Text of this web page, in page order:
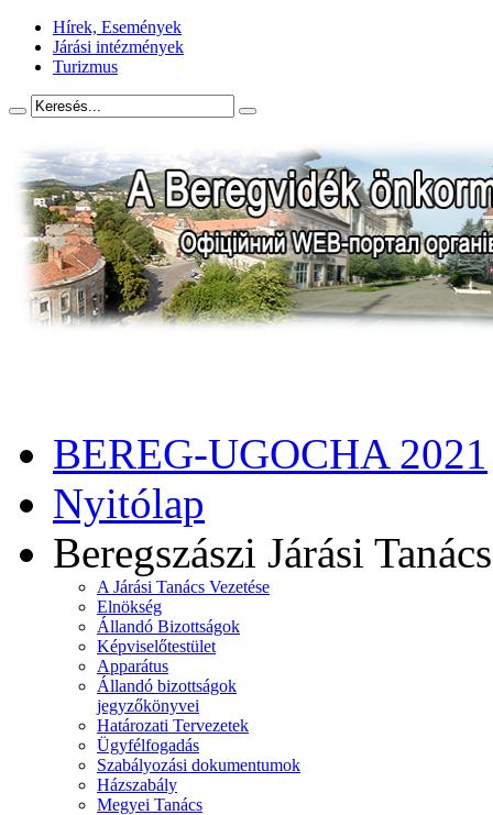
Hírek, Események
Járási intézmények
Turizmus
BEREG-UGOCHA 2021
Nyitólap
Beregszászi Járási Tanács
A Járási Tanács Vezetése
Elnökség
Állandó Bizottságok
Képviselőtestület
Apparátus
Állandó bizottságok
jegyzőkönyvei
Határozati Tervezetek
Ügyfélfogadás
Szabályozási dokumentumok
Házszabály
Megyei Tanács